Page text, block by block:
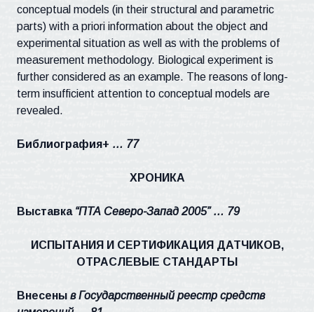
conceptual models (in their structural and parametric
parts) with a priori information about the object and
experimental situation as well as with the problems of
measurement methodology. Biological experiment is
further considered as an example. The reasons of long-
term insufficient attention to conceptual models are
revealed.
Библиография+ … 77
ХРОНИКА
Выставка “ПТА Северо-Запад 2005” … 79
ИСПЫТАНИЯ И СЕРТИФИКАЦИЯ ДАТЧИКОВ,
ОТРАСЛЕВЫЕ СТАНДАРТЫ
Внесены в Государственный реестр средств